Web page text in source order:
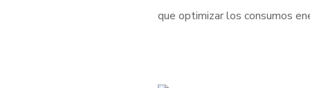
que optimizar los consumos